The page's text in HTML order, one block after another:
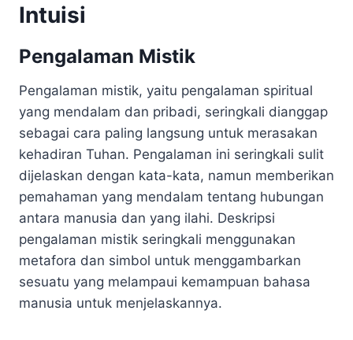
Intuisi
Pengalaman Mistik
Pengalaman mistik, yaitu pengalaman spiritual
yang mendalam dan pribadi, seringkali dianggap
sebagai cara paling langsung untuk merasakan
kehadiran Tuhan. Pengalaman ini seringkali sulit
dijelaskan dengan kata-kata, namun memberikan
pemahaman yang mendalam tentang hubungan
antara manusia dan yang ilahi. Deskripsi
pengalaman mistik seringkali menggunakan
metafora dan simbol untuk menggambarkan
sesuatu yang melampaui kemampuan bahasa
manusia untuk menjelaskannya.